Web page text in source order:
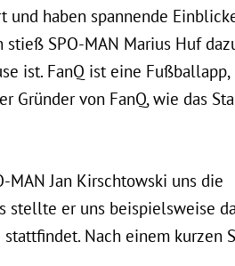
haben spannende
SPO-MAN Marius Huf
ist. FanQ ist eine
Gründer von FanQ, wie das
MAN Jan Kirschtowski uns die
stellte er uns beispielsweise
stattfindet. Nach einem kurzen